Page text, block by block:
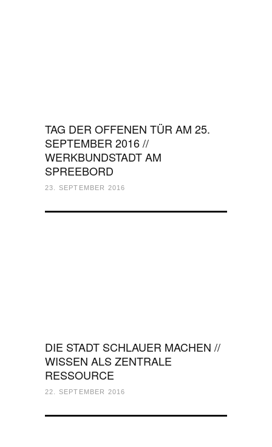
TAG DER OFFENEN TÜR AM 25.
SEPTEMBER 2016 //
WERKBUNDSTADT AM
SPREEBORD
23. SEPTEMBER 2016
DIE STADT SCHLAUER MACHEN //
WISSEN ALS ZENTRALE
RESSOURCE
22. SEPTEMBER 2016